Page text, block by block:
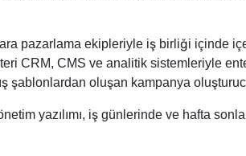
pazarlama ekipleriyle iş birliği içinde
CRM, CMS ve analitik sistemleriyle
şablonlardan oluşan kampanya
yazılımı, iş günlerinde ve hafta